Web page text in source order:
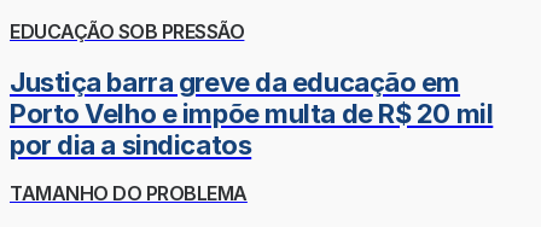
EDUCAÇÃO SOB PRESSÃO
Justiça barra greve da educação em
Porto Velho e impõe multa de R$ 20 mil
por dia a sindicatos
TAMANHO DO PROBLEMA